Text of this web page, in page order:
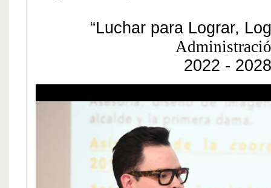
“Luchar para Lograr,
2022 - 2028